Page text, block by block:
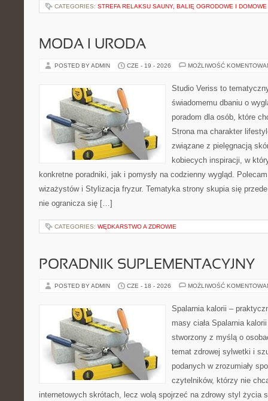
CATEGORIES: STREFA RELAKSU SAUNY, BALIĘ OGRODOWE I DOMOWE
MODA I URODA
POSTED BY ADMIN CZE - 19 - 2026 MOŻLIWOŚĆ
Studio Veriss to
świadomemu dbaniu o
poradom dla osób, które
Strona ma charakter
związane z pielęgnacją
kobiecych inspiracji, w
konkretne poradniki, jak i pomysły na codzienny wygląd.
wizażystów i Stylizacja fryzur. Tematyka strony skupia się
nie ogranicza się […]
CATEGORIES: WĘDKARSTWO A ZDROWIE
PORADNIK SUPLEMENTACYJNY
POSTED BY ADMIN CZE - 18 - 2026 MOŻLIWOŚĆ
Spalarnia kalorii –
masy ciała Spalarnia
stworzony z myślą o
temat zdrowej sylwetki i
podanych w zrozumiały
czytelników, którzy nie
internetowych skrótach, lecz wolą spojrzeć na zdrowy styl życia